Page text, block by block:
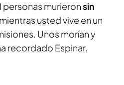
personas murieronsin
mientras usted vive en un
Unos morían y
recordado Espinar.